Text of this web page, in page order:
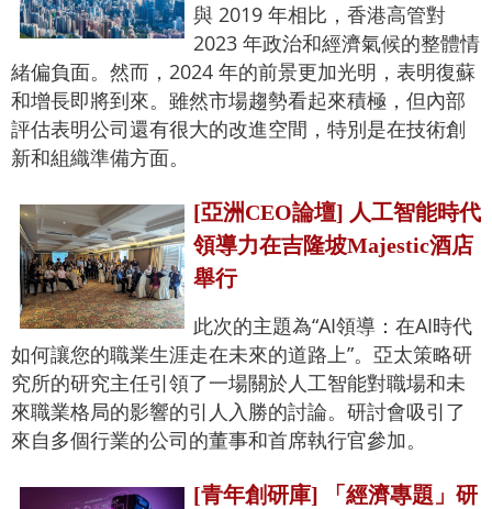
與 2019 年相比，香港高管對
2023 年政治和經濟氣候的整體情
緒偏負面。然而，2024 年的前景更加光明，表明復蘇
和增長即將到來。雖然市場趨勢看起來積極，但內部
評估表明公司還有很大的改進空間，特別是在技術創
新和組織準備方面。
[亞洲CEO論壇] 人工智能時代
領導力在吉隆坡Majestic酒店
舉行
此次的主題為“AI領導：在AI時代
如何讓您的職業生涯走在未來的道路上”。亞太策略研
究所的研究主任引領了一場關於人工智能對職場和未
來職業格局的影響的引人入勝的討論。研討會吸引了
來自多個行業的公司的董事和首席執行官參加。
[青年創研庫] 「經濟專題」研